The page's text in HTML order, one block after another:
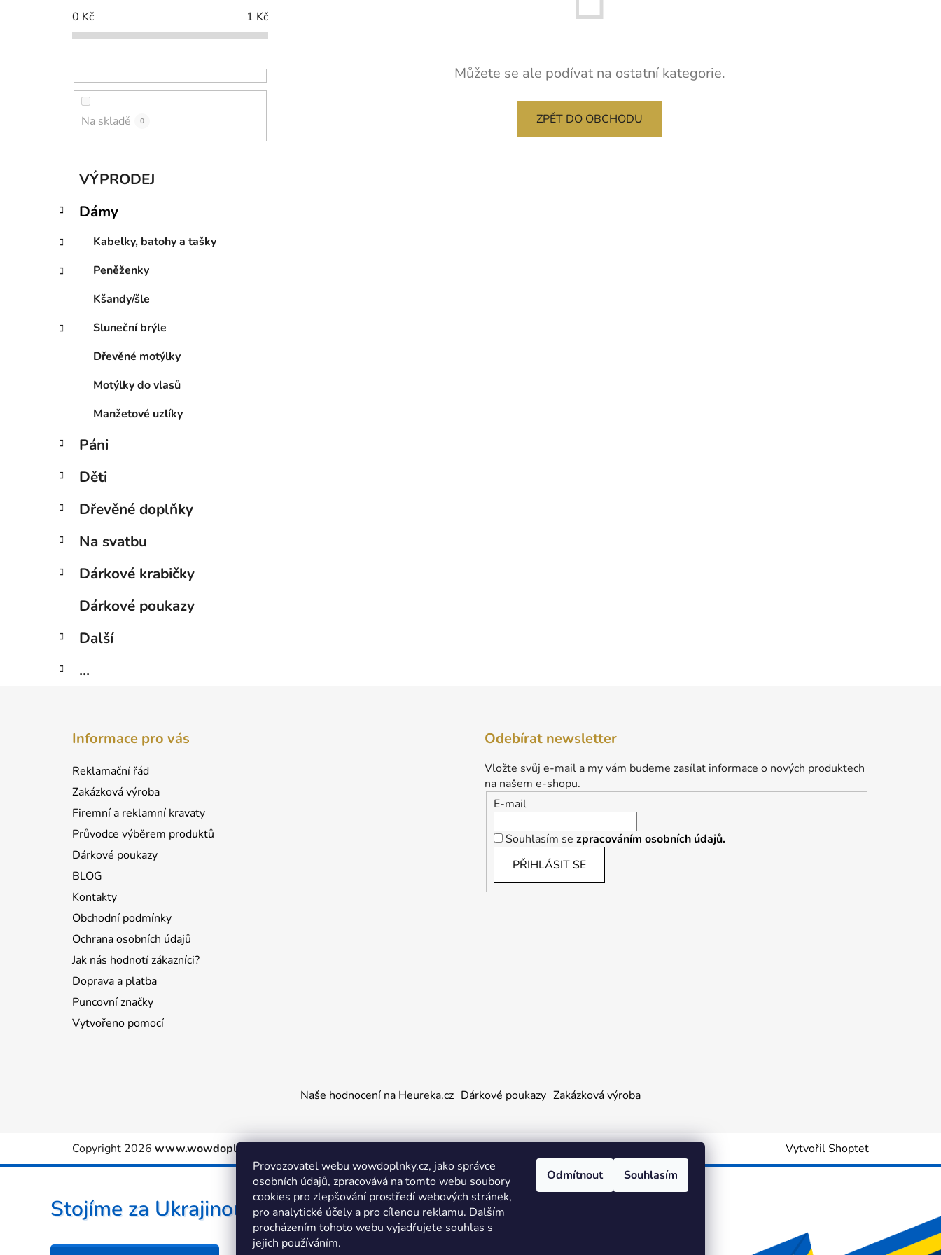
Provozovatel webu wowdoplnky.cz, jako správce
osobních údajů, zpracovává na tomto webu soubory
cookies pro zlepšování prostředí webových stránek,
pro analytické účely a pro cílenou reklamu. Dalším
procházením tohoto webu vyjadřujete souhlas s
jejich používáním.
Odmítnout Souhlasím
0 Kč 1 Kč
Na skladě 0
Přeskočit
kategorie
e
o
i
VÝPRODEJ
Dámy
Kabelky, batohy a tašky
Peněženky
Kšandy/šle
Sluneční brýle
Dřevěné motýlky
Motýlky do vlasů
Manžetové uzlíky
Páni
Děti
Dřevěné doplňky
Na svatbu
Dárkové krabičky
Dárkové poukazy
Další
...
Můžete se ale podívat na ostatní kategorie.
ZPĚT DO OBCHODU
Informace pro vás
Reklamační řád
Zakázková výroba
Firemní a reklamní kravaty
Průvodce výběrem produktů
Dárkové poukazy
BLOG
Kontakty
Obchodní podmínky
Ochrana osobních údajů
Jak nás hodnotí zákazníci?
Doprava a platba
Puncovní značky
Vytvořeno pomocí
Odebírat newsletter
Vložte svůj e-mail a my vám budeme zasílat informace o nových produktech
na našem e-shopu.
E-mail
Souhlasím se zpracováním osobních údajů.
PŘIHLÁSIT SE
Naše hodnocení na Heureka.cz Dárkové poukazy Zakázková výroba
Vytvořil Shoptet
Copyright 2026 www.wowdoplnky.cz
Stojíme za Ukrajinou ❤️